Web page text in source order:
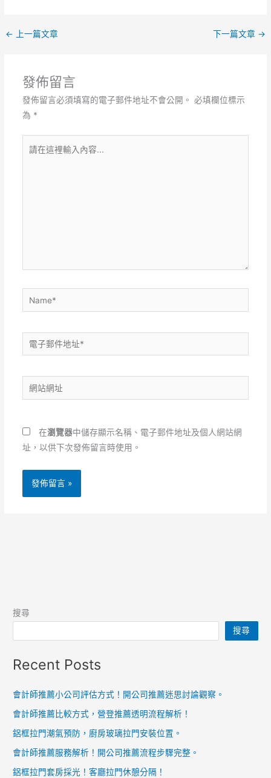
← 上一篇文章 下一篇文章 →
發佈留言
發佈留言必須填寫的電子郵件地址不會公開。 必填欄位標示
為 *
在
Name*
電
子
件
地
*
站
址
在瀏覽器中儲存顯示名稱、電子郵件地址及個人網站網
址，以供下次發佈留言時使用。
搜尋
搜尋
Recent Posts
會計師推薦小公司評估方式！開公司推薦迷思討論觀察。
會計師推薦比較方式，營登推薦透明流程解析！
鋁框拉門潮氣預防，廚房玻璃拉門安裝位置。
會計師推薦服務解析！開公司推薦流程步驟完整。
鋁框拉門套房採光！客廳拉門休憩分隔！